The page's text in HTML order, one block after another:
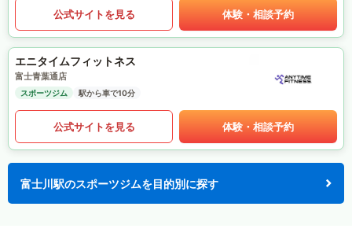
公式サイトを見る 体験・相談予約
エニタイムフィットネス
富士青葉通店
スポーツジム 駅から車で10分
公式サイトを見る 体験・相談予約
富士川駅のスポーツジムを目的別に探す